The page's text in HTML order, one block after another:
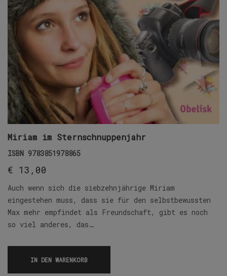
Miriam im Sternschnuppenjahr
ISBN 9783851978865
€ 13,00
Auch wenn sich die siebzehnjährige Miriam
eingestehen muss, dass sie für den selbstbewussten
Max mehr empfindet als Freundschaft, gibt es noch
so viel anderes, das…
IN DEN WARENKORB